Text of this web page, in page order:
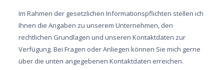
Im Rahmen der gesetzlichen Informationspflichten stellen ich
Ihnen die Angaben zu unserem Unternehmen, den
rechtlichen Grundlagen und unseren Kontaktdaten zur
Verfügung. Bei Fragen oder Anliegen können Sie mich gerne
über die unten angegebenen Kontaktdaten erreichen.